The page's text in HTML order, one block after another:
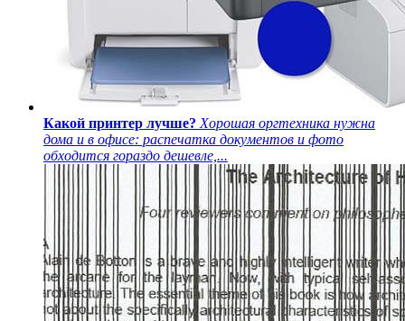
Какой принтер лучше? Хорошая оргтехника нужна
дома и в офисе: распечатка документов и фото
обходится гораздо дешевле,...